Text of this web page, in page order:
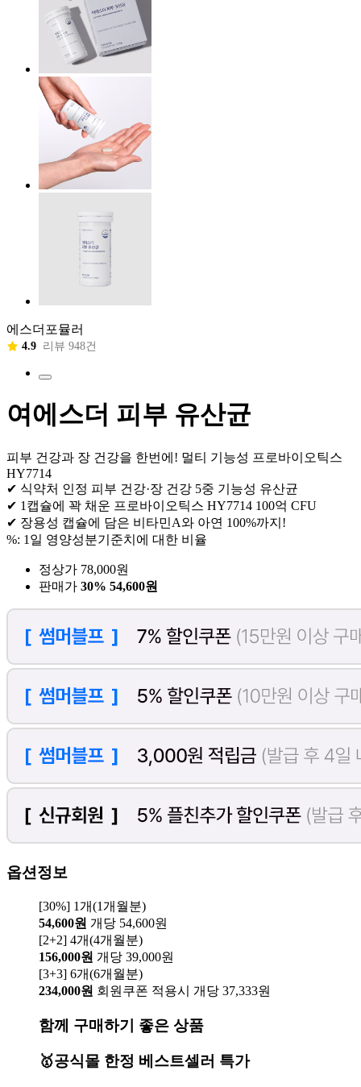
에스더포뮬러
4.9 리뷰 948건
여에스더 피부 유산균
피부 건강과 장 건강을 한번에! 멀티 기능성 프로바이오틱스
HY7714
✔ 식약처 인정 피부 건강·장 건강 5중 기능성 유산균
✔ 1캡슐에 꽉 채운 프로바이오틱스 HY7714 100억 CFU
✔ 장용성 캡슐에 담은 비타민A와 아연 100%까지!
%: 1일 영양성분기준치에 대한 비율
정상가 78,000원
판매가 30% 54,600원
옵션정보
[30%] 1개(1개월분)
54,600원 개당 54,600원
[2+2] 4개(4개월분)
156,000원 개당 39,000원
[3+3] 6개(6개월분)
234,000원 회원쿠폰 적용시 개당 37,333원
함께 구매하기 좋은 상품
🥇공식몰 한정 베스트셀러 특가